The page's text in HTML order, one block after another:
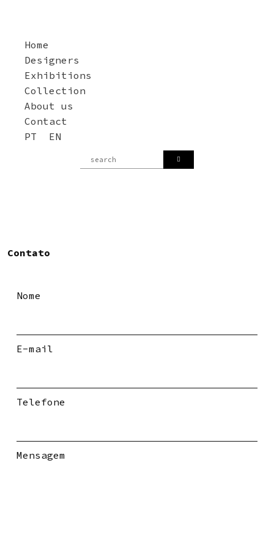
Home
Designers
Exhibitions
Collection
About us
Contact
PT
EN
Contato
Nome
E-mail
Telefone
Mensagem